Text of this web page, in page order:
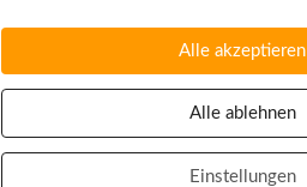
Alle akzeptieren
Alle ablehnen
Einstellungen